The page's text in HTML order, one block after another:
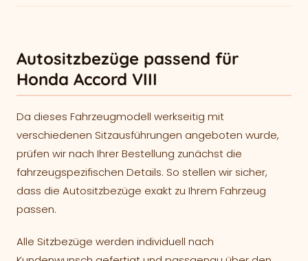
Autositzbezüge passend für
Honda Accord VIII
Da dieses Fahrzeugmodell werkseitig mit
verschiedenen Sitzausführungen angeboten wurde,
prüfen wir nach Ihrer Bestellung zunächst die
fahrzeugspezifischen Details. So stellen wir sicher,
dass die Autositzbezüge exakt zu Ihrem Fahrzeug
passen.
Alle Sitzbezüge werden individuell nach